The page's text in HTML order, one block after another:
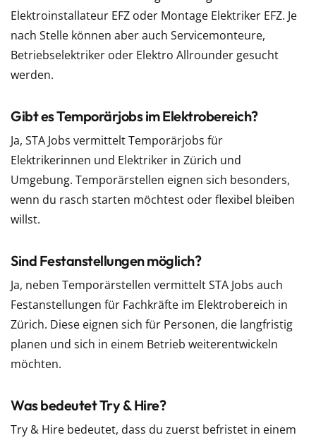
Elektroinstallateur EFZ oder Montage Elektriker EFZ. Je
nach Stelle können aber auch Servicemonteure,
Betriebselektriker oder Elektro Allrounder gesucht
werden.
Gibt es Temporärjobs im Elektrobereich?
Ja, STA Jobs vermittelt Temporärjobs für
Elektrikerinnen und Elektriker in Zürich und
Umgebung. Temporärstellen eignen sich besonders,
wenn du rasch starten möchtest oder flexibel bleiben
willst.
Sind Festanstellungen möglich?
Ja, neben Temporärstellen vermittelt STA Jobs auch
Festanstellungen für Fachkräfte im Elektrobereich in
Zürich. Diese eignen sich für Personen, die langfristig
planen und sich in einem Betrieb weiterentwickeln
möchten.
Was bedeutet Try & Hire?
Try & Hire bedeutet, dass du zuerst befristet in einem